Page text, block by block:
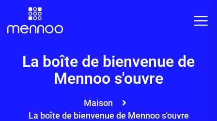
La boîte de bienvenue de
Mennoo s'ouvre
Maison
La boîte de bienvenue de Mennoo s'ouvre